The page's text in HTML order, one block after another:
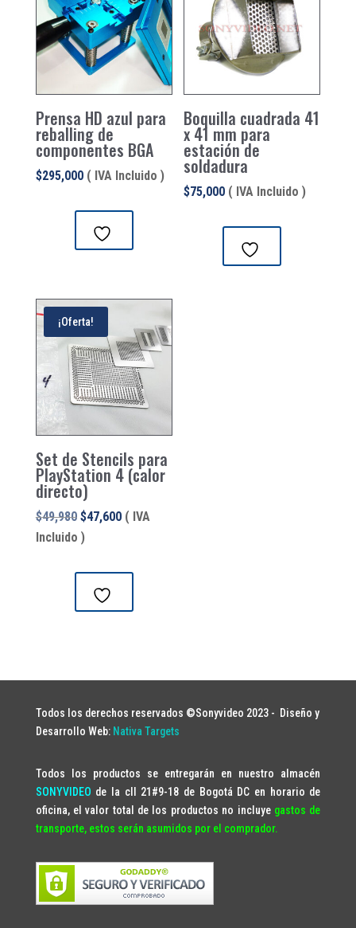
Prensa HD azul para
reballing de
componentes BGA
$295,000 ( IVA Incluido )
Boquilla cuadrada 41
x 41 mm para
estación de
soldadura
$75,000 ( IVA Incluido )
¡Oferta!
Set de Stencils para
PlayStation 4 (calor
directo)
$49,980 El
precio
era:
$49,980.
$47,600El
es:
( IVA
Incluido )
Todos los derechos reservados ©Sonyvideo 2023 - Diseño y
Desarrollo Web: Nativa Targets
Todos los productos se entregarán en nuestro almacén
SONYVIDEO de la cll 21#9-18 de Bogotá DC en horario de
oficina, el valor total de los productos no incluye gastos de
transporte, estos serán asumidos por el comprador.